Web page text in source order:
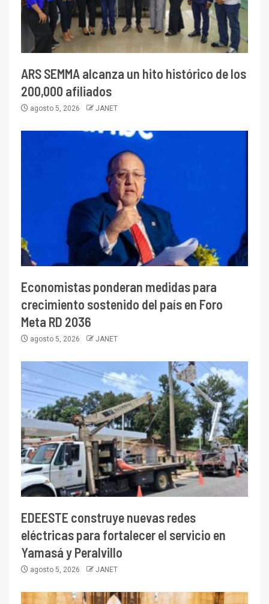
ARS SEMMA alcanza un hito histórico de los
200,000 afiliados
agosto 5, 2026 JANET
Economistas ponderan medidas para
crecimiento sostenido del país en Foro
Meta RD 2036
agosto 5, 2026 JANET
EDEESTE construye nuevas redes
eléctricas para fortalecer el servicio en
Yamasá y Peralvillo
agosto 5, 2026 JANET